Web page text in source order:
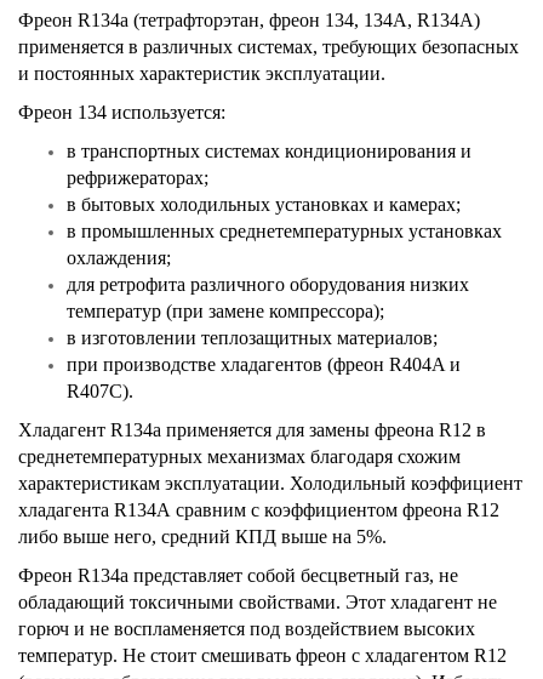
Фреон R134a (тетрафторэтан, фреон 134, 134А, R134А)
применяется в различных системах, требующих безопасных
и постоянных характеристик эксплуатации.
Фреон 134 используется:
в транспортных системах кондиционирования и
рефрижераторах;
в бытовых холодильных установках и камерах;
в промышленных среднетемпературных установках
охлаждения;
для ретрофита различного оборудования низких
температур (при замене компрессора);
в изготовлении теплозащитных материалов;
при производстве хладагентов (фреон R404A и
R407C).
Хладагент R134a применяется для замены фреона R12 в
среднетемпературных механизмах благодаря схожим
характеристикам эксплуатации. Холодильный коэффициент
хладагента R134А сравним с коэффициентом фреона R12
либо выше него, средний КПД выше на 5%.
Фреон R134а представляет собой бесцветный газ, не
обладающий токсичными свойствами. Этот хладагент не
горюч и не воспламеняется под воздействием высоких
температур. Не стоит смешивать фреон с хладагентом R12